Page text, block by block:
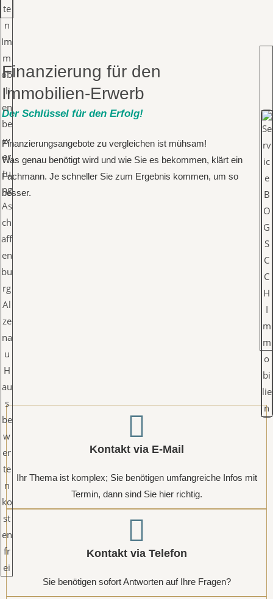
Finanzierung für den
Immobilien-Erwerb
Der Schlüssel für den Erfolg!
Finanzierungsangebote zu vergleichen ist mühsam!
Was genau benötigt wird und wie Sie es bekommen, klärt ein
Fachmann. Je schneller Sie zum Ergebnis kommen, um so
besser.
Kontakt via E-Mail
Ihr Thema ist komplex; Sie benötigen umfangreiche Infos mit
Termin, dann sind Sie hier richtig.
Kontakt via Telefon
Sie benötigen sofort Antworten auf Ihre Fragen?